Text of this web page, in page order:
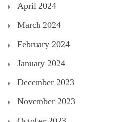
April 2024
March 2024
February 2024
January 2024
December 2023
November 2023